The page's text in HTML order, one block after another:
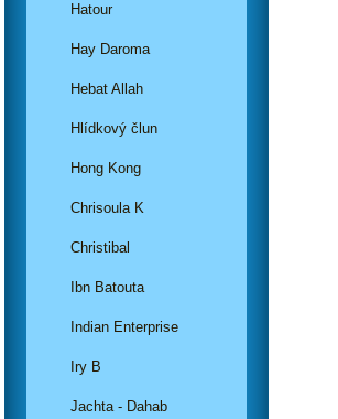
Hatour
Hay Daroma
Hebat Allah
Hlídkový člun
Hong Kong
Chrisoula K
Christibal
Ibn Batouta
Indian Enterprise
Iry B
Jachta - Dahab